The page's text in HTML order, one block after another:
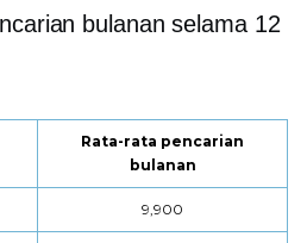
bulanan selama 12
Rata-rata pencarian
bulanan
9,900